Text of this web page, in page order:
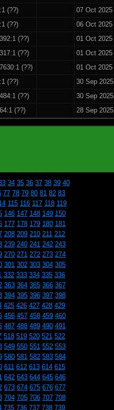
(??)
07 Oct 2025
(??)
06 Oct 2025
(??)
01 Oct 2025
(??)
01 Oct 2025
(??)
01 Oct 2025
(??)
30 Sep 2025
(??)
30 Sep 2025
(??) 28 Sep 2025
34 35 36 37 38 39 40
77 78 79 80 81 82 83
115 116 117 118 119
146 147 148 149 150
177 178 179 180 181
208 209 210 211 212
239 240 241 242 243
270 271 272 273 274
301 302 303 304 305
332 333 334 335 336
363 364 365 366 367
394 395 396 397 398
425 426 427 428 429
456 457 458 459 460
487 488 489 490 491
518 519 520 521 522
549 550 551 552 553
580 581 582 583 584
611 612 613 614 615
642 643 644 645 646
673 674 675 676 677
704 705 706 707 708
735 736 737 738 739